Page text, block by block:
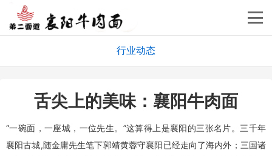
行业动态
舌尖上的美味：襄阳牛肉面
“一碗面，一座城，一位先生。”这算得上是襄阳的三张名片。三千年
襄阳古城,随金庸先生笔下郭靖黄蓉守襄阳已经走向了海内外；三国诸